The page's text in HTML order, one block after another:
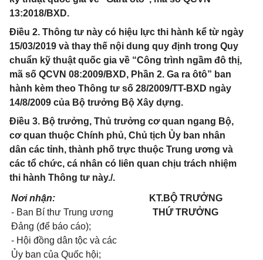
13:2018/BXD.
Điều 2. Thông tư này có hiệu lực thi hành kể từ ngày
15/03/2019 và thay thế nội dung quy định trong Quy
chuẩn kỹ thuật quốc gia về “Công trình ngầm đô thị,
mã số QCVN 08:2009/BXD, Phần 2. Ga ra ôtô” ban
hành kèm theo Thông tư số 28/2009/TT-BXD ngày
14/8/2009 của Bộ trưởng Bộ Xây dựng.
Điều 3. Bộ trưởng, Thủ trưởng cơ quan ngang Bộ,
cơ quan thuộc Chính phủ, Chủ tịch Ủy ban nhân
dân các tỉnh, thành phố trực thuộc Trung ương và
các tổ chức, cá nhân có liên quan chịu trách nhiệm
thi hành Thông tư này./.
Nơi nhận:
- Ban Bí thư Trung ương
Đảng (để báo cáo);
- Hội đồng dân tộc và các
Ủy ban của Quốc hội;
KT.BỘ TRƯỞNG
THỨ TRƯỞNG